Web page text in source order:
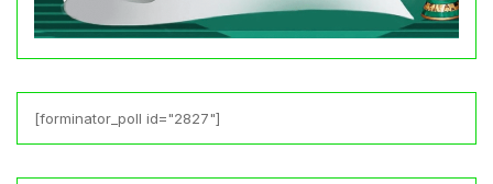
[forminator_poll id="2827"]